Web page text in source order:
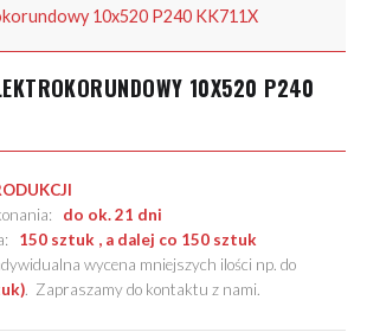
10x520 P240 KK711X
10X520 P240
do ok. 21 dni
150 sztuk , a dalej co 150 sztuk
wycena mniejszych ilości np. do
. Zapraszamy do kontaktu z nami.